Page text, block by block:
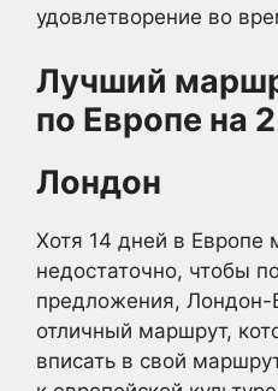
удовлетворение во
Лучший
по Европе на
Лондон
Хотя 14 дней в Европе
недостаточно, чтобы
предложения,
отличный маршрут,
вписать в свой